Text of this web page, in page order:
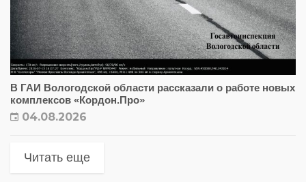
В ГАИ Вологодской области рассказали о работе новых
комплексов «Кордон.Про»
04.08.2026
Читать еще